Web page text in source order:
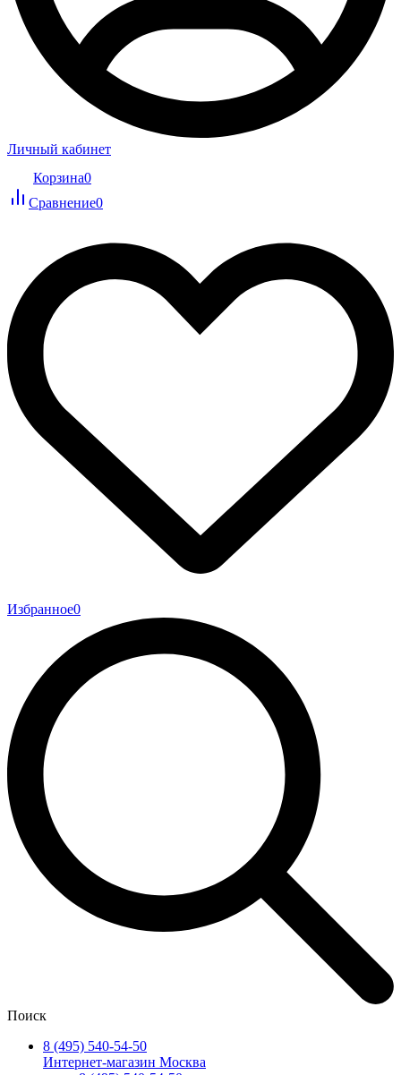
Личный кабинет
Корзина0
Сравнение0
Избранное0
Поиск
8 (495) 540-54-50
Интернет-магазин Москва